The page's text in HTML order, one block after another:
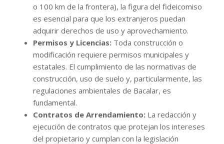
o 100 km de la frontera), la figura del fideicomiso
es esencial para que los extranjeros puedan
adquirir derechos de uso y aprovechamiento.
Permisos y Licencias:Toda construcción o
modificación requiere permisos municipales y
estatales. El cumplimiento de las normativas de
construcción, uso de suelo y, particularmente, las
regulaciones ambientales de Bacalar, es
fundamental.
Contratos de Arrendamiento:La redacción y
ejecución de contratos que protejan los intereses
del propietario y cumplan con la legislación